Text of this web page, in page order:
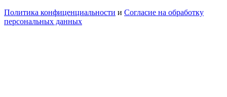
Политика конфиценциальности и Согласие на обработку
персональных данных